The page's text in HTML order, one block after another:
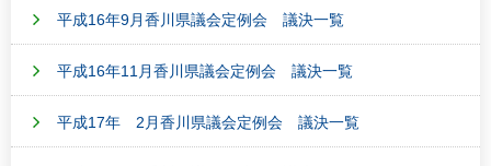
平成16年9月香川県議会定例会 議決一覧
平成16年11月香川県議会定例会 議決一覧
平成17年 2月香川県議会定例会 議決一覧